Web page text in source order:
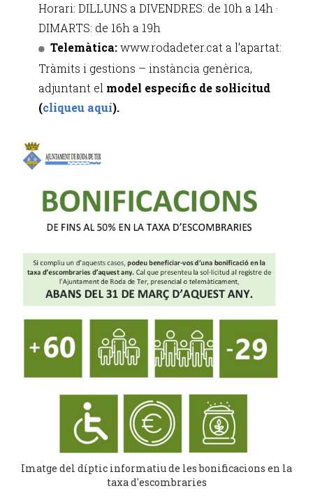
Horari: DILLUNS a DIVENDRES: de 10h a 14h ·
DIMARTS: de 16h a 19h
Telemàtica:www.rodadeter.cat a l’apartat:
Tràmits i gestions – instància genèrica,
adjuntant el model específic de sol·licitud
(cliqueu aquí).
Imatge del díptic informatiu de les bonificacions en la
taxa d'escombraries